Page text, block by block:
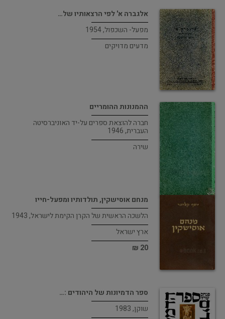
אלגברה א' לפי הרצאותיו של…
מפעל- השכפול, 1954
מדעים מדויקים
ההמנונות ההומריים
חברה להוצאת ספרים על-יד האוניברסיטה
העברית, 1946
שירה
מנחם אוסישקין, תולדותיו ומפעל-חייו
הלשכה הראשית של הקרן הקימת לישראל, 1943
ארץ ישראל
20 ₪
ספר הדמיונות של היהודים :…
שוקן, 1983